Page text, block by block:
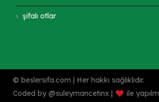
şifalı otlar
© beslersifa.com | Her hakkı sağlıklıdır.
Coded by @suleymancetinx |
ile